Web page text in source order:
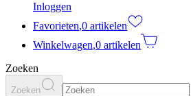
Inloggen
Favorieten,0 artikelen
Winkelwagen,0 artikelen
Zoeken
Zoeken